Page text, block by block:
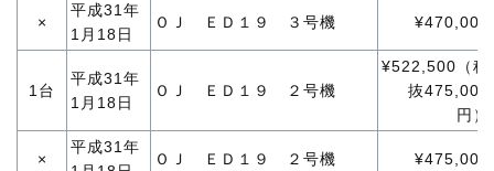
×
平成31年
1月18日
ＯＪ ＥＤ１９ ３号機 ¥470,000
1台
平成31年
1月18日
ＯＪ ＥＤ１９ ２号機
¥522,500（税
抜475,000
円）
×
平成31年
ＯＪ ＥＤ１９ ２号機 ¥475,000